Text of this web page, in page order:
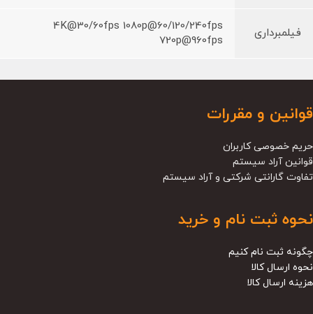
فیلمبرداری
4K@30/60fps 1080p@60/120/240fps
720p@960fps
قوانین و مقررات
حریم خصوصی کاربران
قوانین آراد سیستم
تفاوت گارانتی شرکتی و آراد سیستم
نحوه ثبت نام و خرید
چگونه ثبت نام کنیم
نحوه ارسال کالا
هزینه ارسال کالا